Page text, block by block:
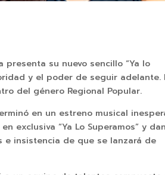
presenta su nuevo sencillo “Ya lo
y el poder de seguir adelante.
del género Regional Popular.
en un estreno musical
exclusiva “Ya Lo Superamos” y
e insistencia de que se lanzará de